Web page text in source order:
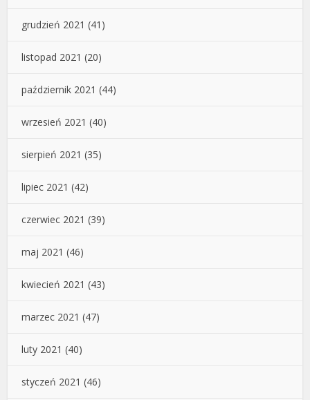
grudzień 2021 (41)
listopad 2021 (20)
październik 2021 (44)
wrzesień 2021 (40)
sierpień 2021 (35)
lipiec 2021 (42)
czerwiec 2021 (39)
maj 2021 (46)
kwiecień 2021 (43)
marzec 2021 (47)
luty 2021 (40)
styczeń 2021 (46)